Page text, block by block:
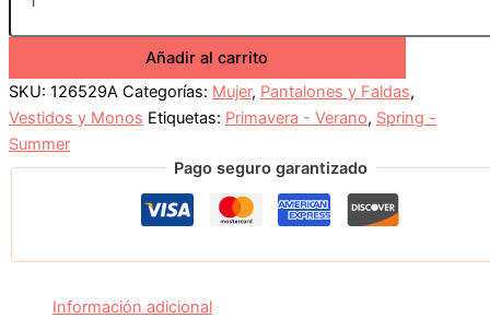
Añadir al carrito
SKU: 126529A Categorías: Mujer, Pantalones y Faldas,
Vestidos y Monos Etiquetas: Primavera - Verano, Spring -
Summer
Pago seguro garantizado
Información adicional